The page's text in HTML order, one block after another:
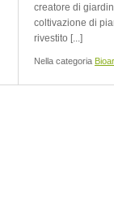
creatore di
coltivazione di
rivestito [...]
Nella categoria